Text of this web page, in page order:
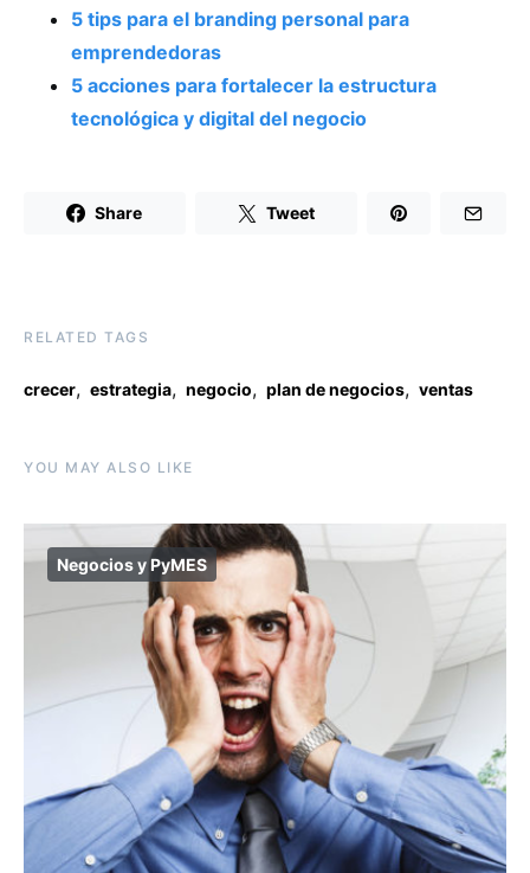
5 tips para el branding personal para
emprendedoras
5 acciones para fortalecer la estructura
tecnológica y digital del negocio
Share Tweet
RELATED TAGS
crecer, estrategia, negocio, plan de negocios, ventas
YOU MAY ALSO LIKE
Negocios y PyMES